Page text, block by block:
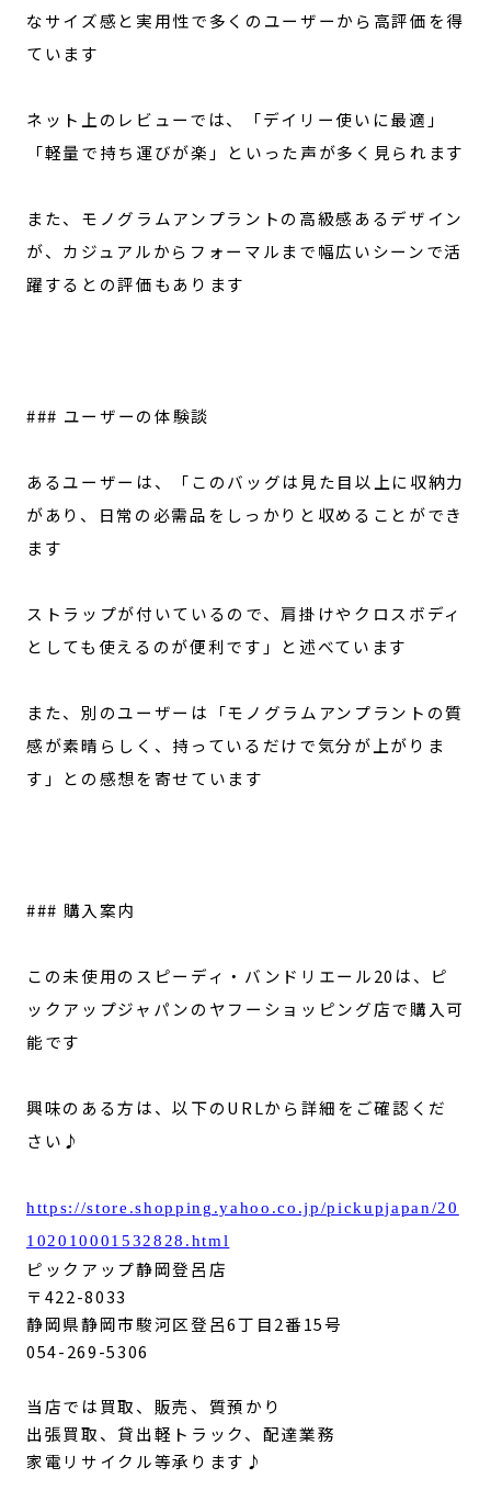
なサイズ感と実用性で多くのユーザーから高評価を得
ています
ネット上のレビューでは、「デイリー使いに最適」
「軽量で持ち運びが楽」といった声が多く見られます
また、モノグラムアンプラントの高級感あるデザイン
が、カジュアルからフォーマルまで幅広いシーンで活
躍するとの評価もあります
### ユーザーの体験談
あるユーザーは、「このバッグは見た目以上に収納力
があり、日常の必需品をしっかりと収めることができ
ます
ストラップが付いているので、肩掛けやクロスボディ
としても使えるのが便利です」と述べています
また、別のユーザーは「モノグラムアンプラントの質
感が素晴らしく、持っているだけで気分が上がりま
す」との感想を寄せています
### 購入案内
この未使用のスピーディ・バンドリエール20は、ピ
ックアップジャパンのヤフーショッピング店で購入可
能です
興味のある方は、以下のURLから詳細をご確認くだ
さい♪
https://store.shopping.yahoo.co.jp/pickupjapan/20
102010001532828.html
ピックアップ静岡登呂店
〒422-8033
静岡県静岡市駿河区登呂6丁目2番15号
054-269-5306
当店では買取、販売、質預かり
出張買取、貸出軽トラック、配達業務
家電リサイクル等承ります♪